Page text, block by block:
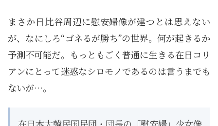
まさか日比谷周辺に慰安婦像が建つとは思えない
が、なにしろ“ゴネるが勝ち”の世界。何が起きるか
予測不可能だ。もっともごく普通に生きる在日コリ
アンにとって迷惑なシロモノであるのは言うまでも
ないが…。
在日本大韓民国民団・団長の「慰安婦」少女像